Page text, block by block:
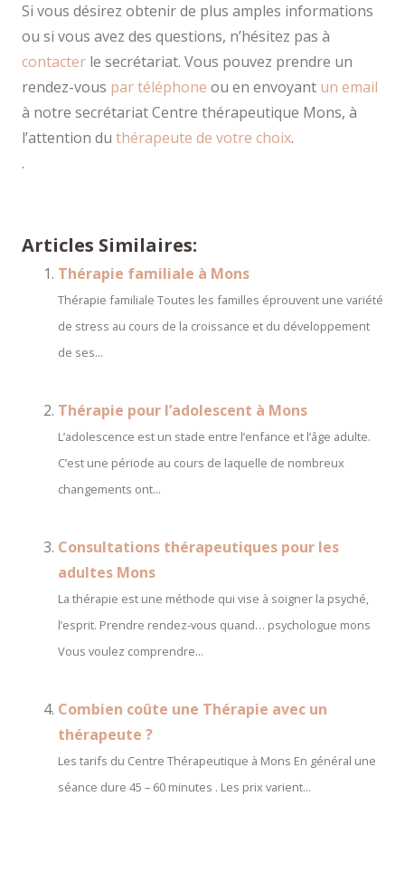
Si vous désirez obtenir de plus amples informations
ou si vous avez des questions, n’hésitez pas à
contacter le secrétariat. Vous pouvez prendre un
rendez-vous par téléphone ou en envoyant un email
à notre secrétariat Centre thérapeutique Mons, à
l’attention du thérapeute de votre choix.
.
Articles Similaires:
Thérapie familiale à Mons
Thérapie familiale Toutes les familles éprouvent une variété
de stress au cours de la croissance et du développement
de ses...
Thérapie pour l’adolescent à Mons
L’adolescence est un stade entre l’enfance et l’âge adulte.
C’est une période au cours de laquelle de nombreux
changements ont...
Consultations thérapeutiques pour les
adultes Mons
La thérapie est une méthode qui vise à soigner la psyché,
l’esprit. Prendre rendez-vous quand… psychologue mons
Vous voulez comprendre...
Combien coûte une Thérapie avec un
thérapeute ?
Les tarifs du Centre Thérapeutique à Mons En général une
séance dure 45 – 60 minutes . Les prix varient...